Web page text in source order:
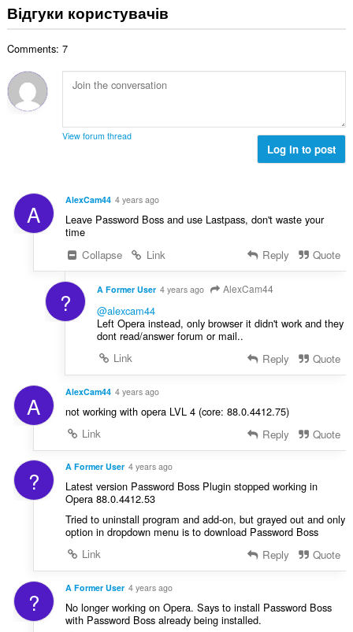
ю
в
і
в
о
н
ю
ч
к
і
ь
о
і
н
ч
і
а
к
ь
к
т
і
н
і
в
:
а
н
а
л
с
т
ь
і
н
в
а
ч
і
:
Відгуки користувачів
Comments: 7
View forum thread
Log in to post
A AlexCam44 4 years ago
Leave Password Boss and use Lastpass, don't waste your
time
Collapse
Link Reply Quote
? A Former User 4 years ago AlexCam44
@alexcam44
Left Opera instead, only browser it didn't work and they
dont read/answer forum or mail..
Link
Reply Quote
A AlexCam44 4 years ago
not working with opera LVL 4 (core: 88.0.4412.75)
Link
Reply Quote
? A Former User 4 years ago
Latest version Password Boss Plugin stopped working in
Opera 88.0.4412.53
Tried to uninstall program and add-on, but grayed out and only
option in dropdown menu is to download Password Boss
Link
Reply Quote
? A Former User 4 years ago
No longer working on Opera. Says to install Password Boss
with Password Boss already being installed.